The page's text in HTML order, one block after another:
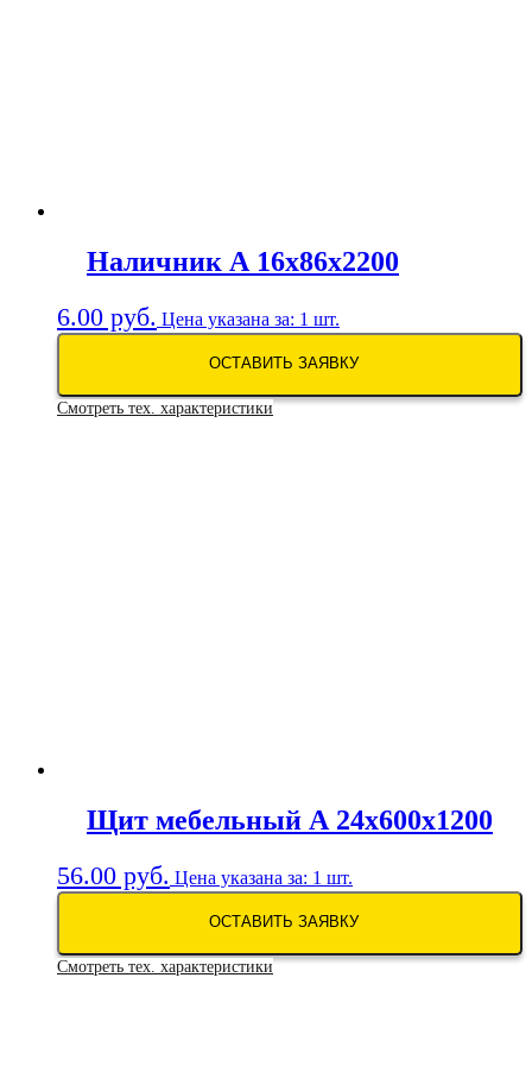
Наличник А 16х86х2200
6.00 руб. Цена указана за: 1 шт.
ОСТАВИТЬ ЗАЯВКУ
Смотреть тех. характеристики
Щит мебельный А 24х600х1200
56.00 руб. Цена указана за: 1 шт.
ОСТАВИТЬ ЗАЯВКУ
Смотреть тех. характеристики